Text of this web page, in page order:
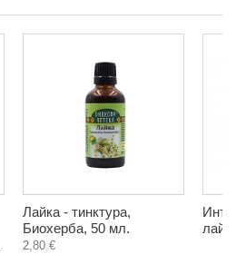
Лайка - тинктура,
Биохерба, 50 мл.
2,80 €